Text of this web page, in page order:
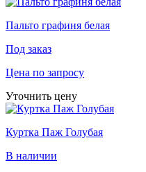
Пальто графиня белая
Под заказ
Цена по запросу
Уточнить цену
Куртка Паж Голубая
В наличии